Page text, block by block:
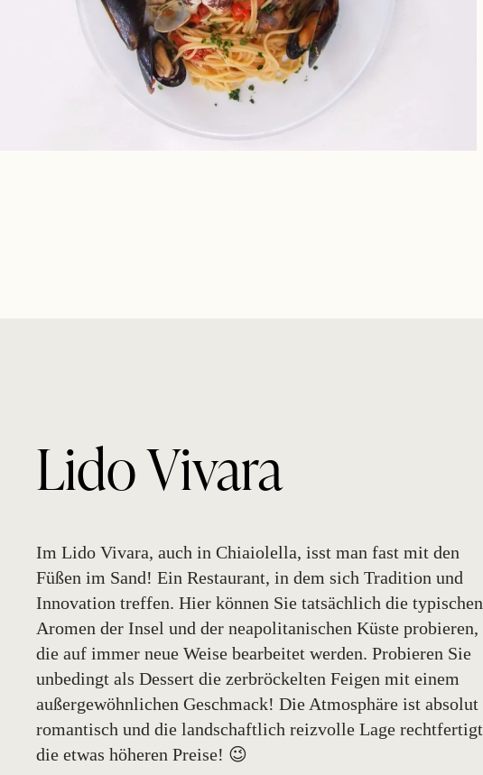
Lido Vivara
Im Lido Vivara, auch in Chiaiolella, isst man fast mit den
Füßen im Sand! Ein Restaurant, in dem sich Tradition und
Innovation treffen. Hier können Sie tatsächlich die typischen
Aromen der Insel und der neapolitanischen Küste probieren,
die auf immer neue Weise bearbeitet werden. Probieren Sie
unbedingt als Dessert die zerbröckelten Feigen mit einem
außergewöhnlichen Geschmack! Die Atmosphäre ist absolut
romantisch und die landschaftlich reizvolle Lage rechtfertigt
die etwas höheren Preise! 😉